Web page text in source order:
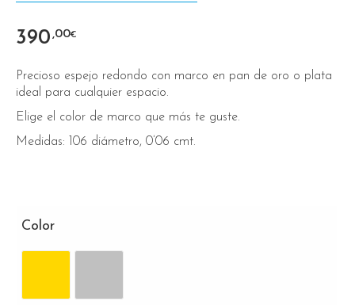
390 ,00€
Precioso espejo redondo con marco en pan de oro o plata
ideal para cualquier espacio.
Elige el color de marco que más te guste.
Medidas: 106 diámetro, 0’06 cmt.
Color